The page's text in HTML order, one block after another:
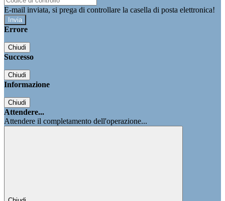
E-mail inviata, si prega di controllare la casella di posta elettronica!
Errore
Chiudi
Successo
Chiudi
Informazione
Chiudi
Attendere...
Attendere il completamento dell'operazione...